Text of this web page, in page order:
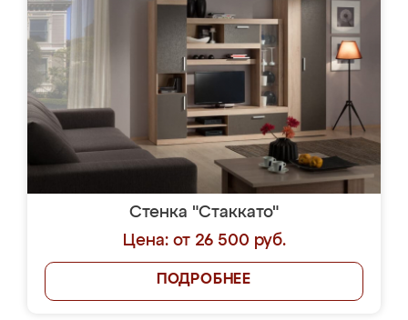
Стенка "Стаккато"
Цена: от 26 500 руб.
ПОДРОБНЕЕ